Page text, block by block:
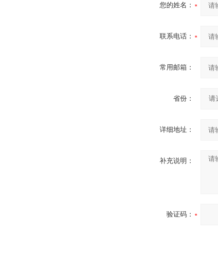
您的姓名：
联系电话：
常用邮箱：
省份：
详细地址：
补充说明：
验证码：